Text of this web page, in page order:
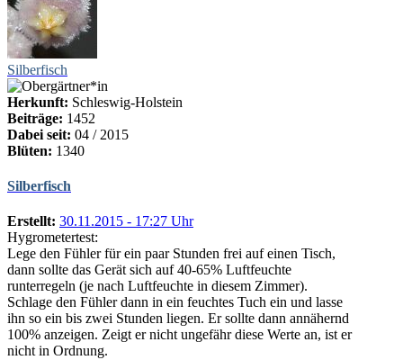
Silberfisch
Herkunft: Schleswig-Holstein
Beiträge: 1452
Dabei seit: 04 / 2015
Blüten: 1340
Silberfisch
Erstellt: 30.11.2015 - 17:27 Uhr
Hygrometertest:
Lege den Fühler für ein paar Stunden frei auf einen Tisch,
dann sollte das Gerät sich auf 40-65% Luftfeuchte
runterregeln (je nach Luftfeuchte in diesem Zimmer).
Schlage den Fühler dann in ein feuchtes Tuch ein und lasse
ihn so ein bis zwei Stunden liegen. Er sollte dann annähernd
100% anzeigen. Zeigt er nicht ungefähr diese Werte an, ist er
nicht in Ordnung.